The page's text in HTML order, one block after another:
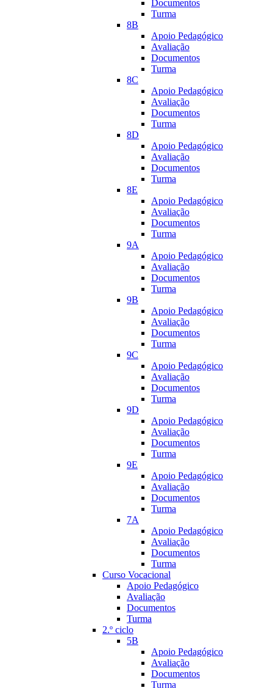
Documentos
Turma
8B
Apoio Pedagógico
Avaliação
Documentos
Turma
8C
Apoio Pedagógico
Avaliação
Documentos
Turma
8D
Apoio Pedagógico
Avaliação
Documentos
Turma
8E
Apoio Pedagógico
Avaliação
Documentos
Turma
9A
Apoio Pedagógico
Avaliação
Documentos
Turma
9B
Apoio Pedagógico
Avaliação
Documentos
Turma
9C
Apoio Pedagógico
Avaliação
Documentos
Turma
9D
Apoio Pedagógico
Avaliação
Documentos
Turma
9E
Apoio Pedagógico
Avaliação
Documentos
Turma
7A
Apoio Pedagógico
Avaliação
Documentos
Turma
Curso Vocacional
Apoio Pedagógico
Avaliação
Documentos
Turma
2.º ciclo
5B
Apoio Pedagógico
Avaliação
Documentos
Turma